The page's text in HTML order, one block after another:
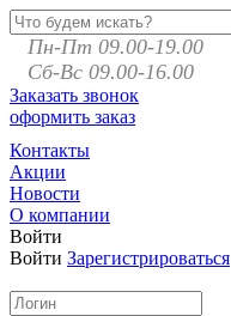
Пн-Пт 09.00-19.00
Сб-Вс 09.00-16.00
Заказать звонок
оформить заказ
Контакты
Акции
Новости
О компании
Войти
Войти Зарегистрироваться